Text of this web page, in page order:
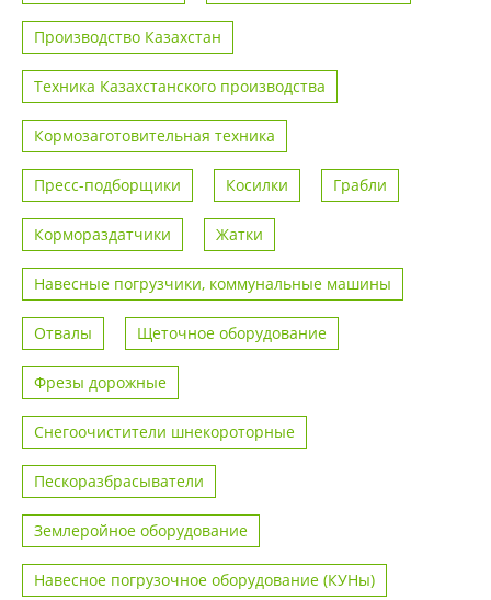
Производство Казахстан
Техника Казахстанского производства
Кормозаготовительная техника
Пресс-подборщики Косилки Грабли
Кормораздатчики Жатки
Навесные погрузчики, коммунальные машины
Отвалы Щеточное оборудование
Фрезы дорожные
Снегоочистители шнекороторные
Пескоразбрасыватели
Землеройное оборудование
Навесное погрузочное оборудование (КУНы)